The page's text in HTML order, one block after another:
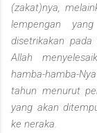
(zakat)nya,
lempengan
disetrikakan pada
Allah
hamba-hamba-
tahun menurut
yang akan
ke neraka.